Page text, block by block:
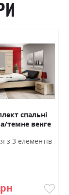
спальні
темне венге
з 3 елементів